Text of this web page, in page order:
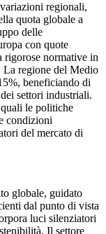
regionali,
quota globale a
delle
con quote
rigorose normative in
La regione del Medio
beneficiando di
settori industriali.
le politiche
condizioni
del mercato di
globale, guidato
dal punto di vista
luci silenziatori
Il settore